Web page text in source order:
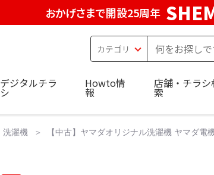
おかげさまで開設25周年
デジタルチラ
シ
Howto情
報
店舗・チラシ
索
洗濯機 【中古】ヤマダオリジナル洗濯機 ヤマダ